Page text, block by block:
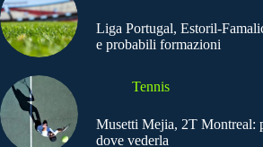
Liga Portugal, Estoril-
e probabili formazioni
Tennis
Musetti Mejia, 2T Montreal:
dove vederla